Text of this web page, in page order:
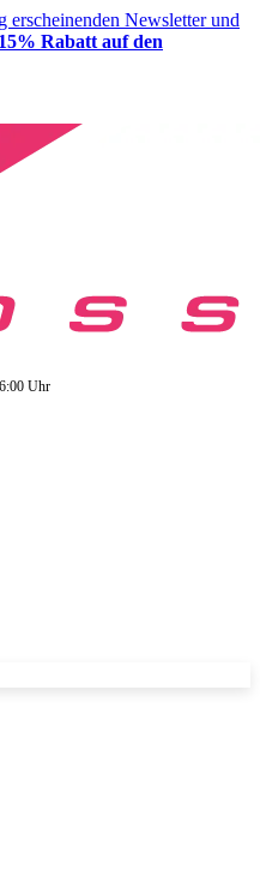
erscheinenden Newsletter und
Rabatt auf den
Uhr